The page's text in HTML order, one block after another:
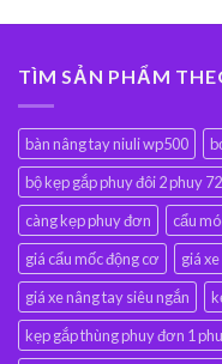
TÌM SẢN PHẨM
bàn nâng tay niuli wp500
bộ kẹp gắp phuy đôi 2 phuy
càng kẹp phuy đơn
cẩu
giá cẩu mốc động cơ
giá
giá xe nâng tay siêu ngắn
kẹp gắp thùng phuy đơn 1